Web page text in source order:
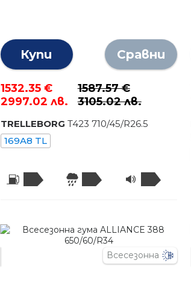
Купи Сравни
1532.35 €
2997.02 лв.
1587.57 €
3105.02 лв.
TRELLEBORG T423 710/45/R26.5
169A8 TL
Всесезонна